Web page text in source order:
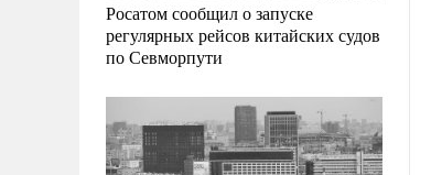
Росатом сообщил о запуске
регулярных рейсов китайских судов
по Севморпути